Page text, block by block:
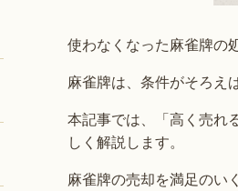
使わなくなった麻雀牌の
麻雀牌は、条件がそろえ
本記事では、「高く売れ
しく解説します。
麻雀牌の売却を満足のい